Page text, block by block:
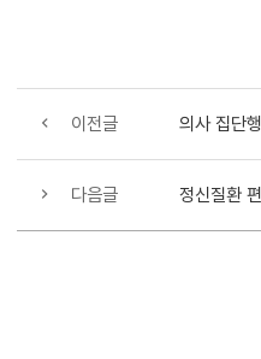
이전글
다음글